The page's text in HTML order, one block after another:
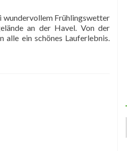
wundervollem Frühlingswetter
an der Havel. Von der
alle ein schönes Lauferlebnis.